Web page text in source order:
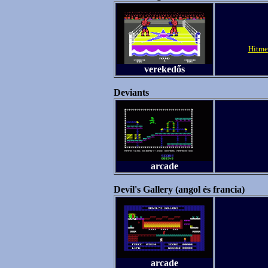
verekedős
Deviants
arcade
Devil's Gallery (angol és francia)
arcade